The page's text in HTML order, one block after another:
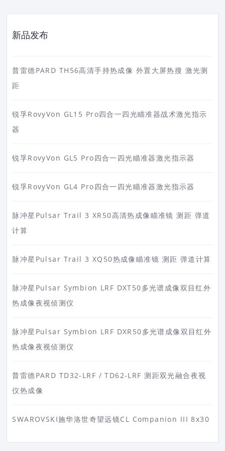
新品发布
普雷德PARD TH56高清手持热成像 外置大屏热搜 激光测
距
锐孚RovyVon GL15 Pro四合一四光瞄准器战术激光指示
器
锐孚RovyVon GL5 Pro四合一四光瞄准器激光指示器
锐孚RovyVon GL4 Pro四合一四光瞄准器激光指示器
脉冲星Pulsar Trail 3 XR50高清热成像瞄准镜 测距 弹道
计算
脉冲星Pulsar Trail 3 XQ50热成像瞄准镜 测距 弹道计算
脉冲星Pulsar Symbion LRF DXT50多光谱成像双目红外
热成像夜视侦测仪
脉冲星Pulsar Symbion LRF DXR50多光谱成像双目红外
热成像夜视侦测仪
普雷德PARD TD32-LRF / TD62-LRF 测距双光融合夜视
仪热成像
SWAROVSKI施华洛世奇望远镜CL Companion III 8x30